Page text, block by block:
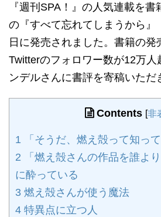
『週刊SPA！』の人気連載を
の『すべて忘れてしまうから』
日に発売されました。書籍の発
Twitterのフォロワー数が12万人
ンデルさんに書評を寄稿いただ
Contents [非
1 「そうだ、燃え殻って知って
2 「燃え殻さんの作品を誰よ
に酔っている
3 燃え殻さんが使う魔法
4 特異点に立つ人